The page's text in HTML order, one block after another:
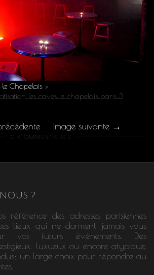
le Chapelais »
Image suivante
0 COMMENTAIRES
?
référence des adresses parisiennes
lieux qui ne dorment jamais vous
vos futurs événements. Des
luxueux ou encore atypique,
un large choix pour répondre au